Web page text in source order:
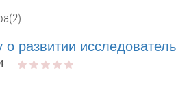
о развитии